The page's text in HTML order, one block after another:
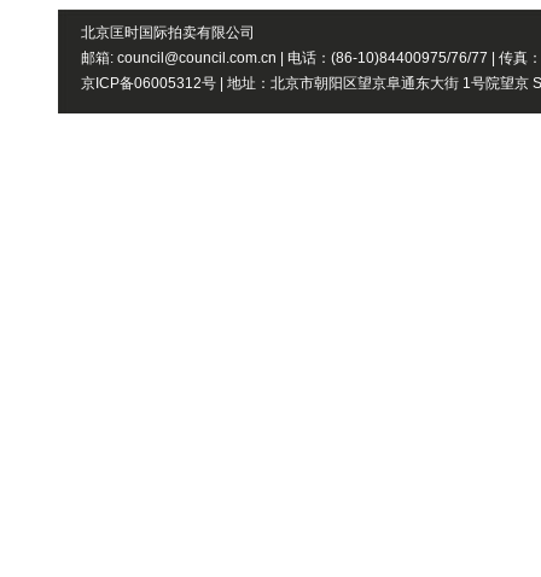
北京匡时国际拍卖有限公司
邮箱: council@council.com.cn | 电话：(86-10)84400975/76/77 | 传真
京ICP备06005312号 | 地址：北京市朝阳区望京阜通东大街 1号院望京